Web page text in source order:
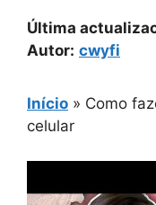
Última
Autor: cwyfi
Início » Como
celular